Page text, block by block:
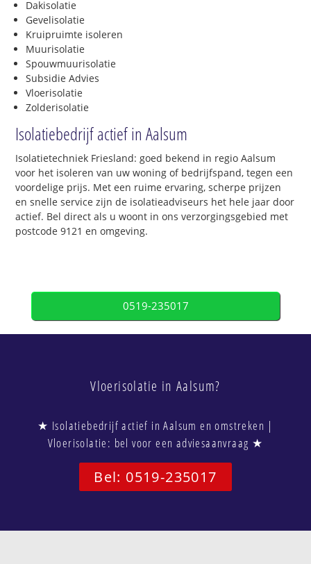
Dakisolatie
Gevelisolatie
Kruipruimte isoleren
Muurisolatie
Spouwmuurisolatie
Subsidie Advies
Vloerisolatie
Zolderisolatie
Isolatiebedrijf actief in Aalsum
Isolatietechniek Friesland: goed bekend in regio Aalsum
voor het isoleren van uw woning of bedrijfspand, tegen een
voordelige prijs. Met een ruime ervaring, scherpe prijzen
en snelle service zijn de isolatieadviseurs het hele jaar door
actief. Bel direct als u woont in ons verzorgingsgebied met
postcode 9121 en omgeving.
0519-235017
Vloerisolatie in Aalsum?
★ Isolatiebedrijf actief in Aalsum en omstreken |
Vloerisolatie: bel voor een adviesaanvraag ★
Bel: 0519-235017